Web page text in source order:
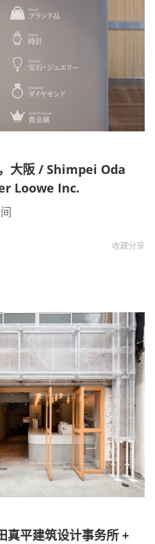
大阪 / Shimpei Oda
Loowe Inc.
收藏分享
平建筑设计事务所 +